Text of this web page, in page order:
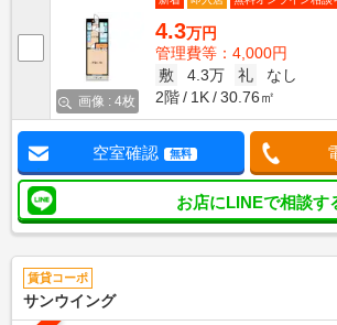
画像 : 4枚
4.3万円
管理費等：4,000円
敷
4.3万 礼
なし
2階
1K 30.76㎡
空室確認 無料
お店にLINEで相談す
賃貸コーポ
サンウイング